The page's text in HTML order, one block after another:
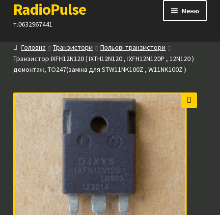
Перейти
до
Перейти
до
RadioPulse
т.0632967441
Меню
Каталог
Контакти
Прайс
Посилання
Головна Транзистори
Польові транзистори
Транзистор IXFH12N120 ( IXTH12N120 , IXFH12N120P , 12N120 )
демонтаж, TO247(заміна для STW11NK100Z , W11NK100Z )